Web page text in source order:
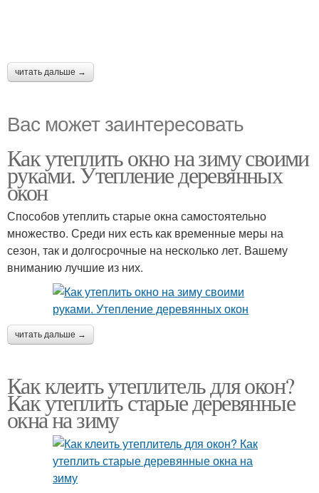
читать дальше →
Вас может заинтересовать
Как утеплить окно на зиму своими
руками. Утепление деревянных
окон
Способов утеплить старые окна самостоятельно
множество. Среди них есть как временные меры на
сезон, так и долгосрочные на несколько лет. Вашему
вниманию лучшие из них.
читать дальше →
Как клеить утеплитель для окон?
Как утеплить старые деревянные
окна на зиму